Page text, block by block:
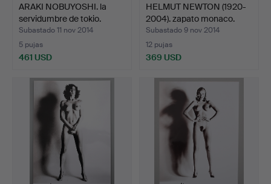
ARAKI NOBUYOSHI. la
servidumbre de tokio.
Subastado 11 nov 2014
5 pujas
461 USD
HELMUT NEWTON (1920-
2004). zapato monaco.
Subastado 9 nov 2014
12 pujas
369 USD